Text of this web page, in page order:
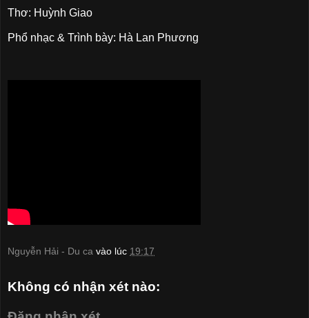
Thơ: Huỳnh Giao
Phổ nhạc & Trình bày: Hà Lan Phương
Nguyễn Hải - Du ca vào lúc 19:17
Không có nhận xét nào: